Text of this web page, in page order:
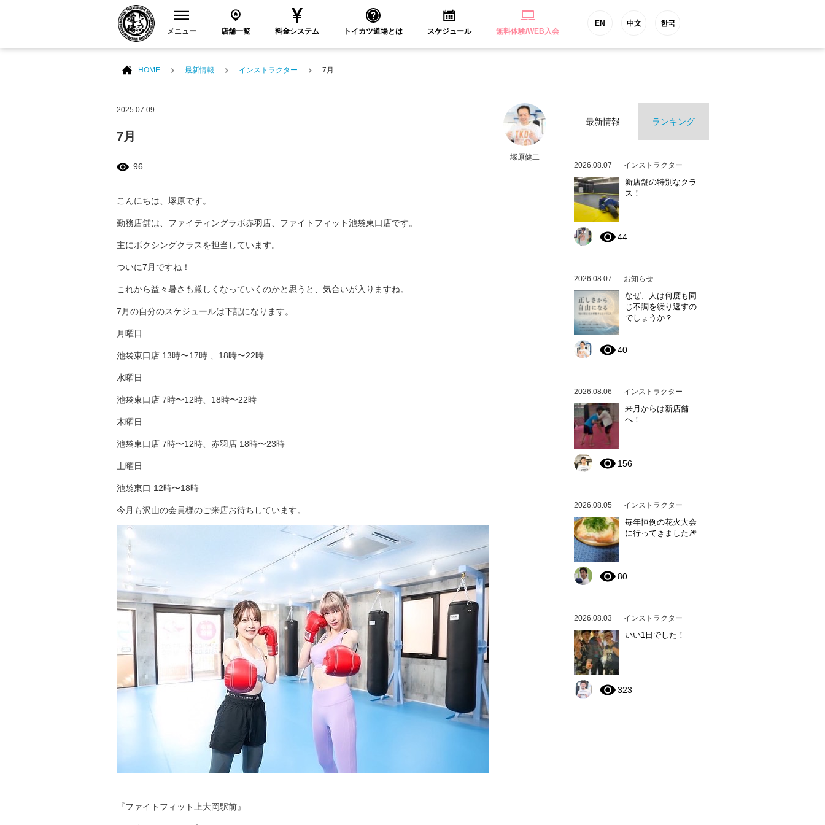
メニュー 店舗一覧 料金システム トイカツ道場とは スケジュール 無料体験/WEB入会
EN 中文 한국
HOME 最新情報 インストラクター 7月
塚原健二
2025.07.09
7月
96
こんにちは、塚原です。
勤務店舗は、ファイティングラボ赤羽店、ファイトフィット池袋東口店です。
主にボクシングクラスを担当しています。
ついに7月ですね！
これから益々暑さも厳しくなっていくのかと思うと、気合いが入りますね。
7月の自分のスケジュールは下記になります。
月曜日
池袋東口店 13時〜17時 、18時〜22時
水曜日
池袋東口店 7時〜12時、18時〜22時
木曜日
池袋東口店 7時〜12時、赤羽店 18時〜23時
土曜日
池袋東口 12時〜18時
今月も沢山の会員様のご来店お待ちしています。
『ファイトフィット上大岡駅前』
最新情報 ランキング
2026.08.07 インストラクター
新店舗の特別なクラ
ス！
44
2026.08.07 お知らせ
なぜ、人は何度も同
じ不調を繰り返すの
でしょうか？
40
2026.08.06 インストラクター
来月からは新店舗
へ！
156
2026.08.05 インストラクター
毎年恒例の花火大会
に行ってきました🎆
80
2026.08.03 インストラクター
いい1日でした！
323